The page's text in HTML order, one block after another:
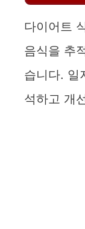
다이어트
음식을 추
습니다. 일
석하고 개